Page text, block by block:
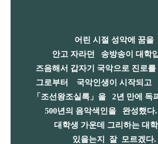
어린 시절 성악에 꿈을
안고 자라던 송방송이 대학
즈음해서 갑자기 국악으로 진로
그로부터 국악인생이 시작되고
「조선왕조실록」을 2년 만에 독
500년의 음악색인을 완성했
대학생 가운데 그리 하는 대학
있을는지 잘 모르겠다.